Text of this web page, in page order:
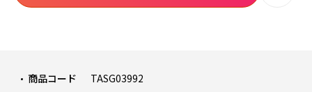
商品コード
TASG03992